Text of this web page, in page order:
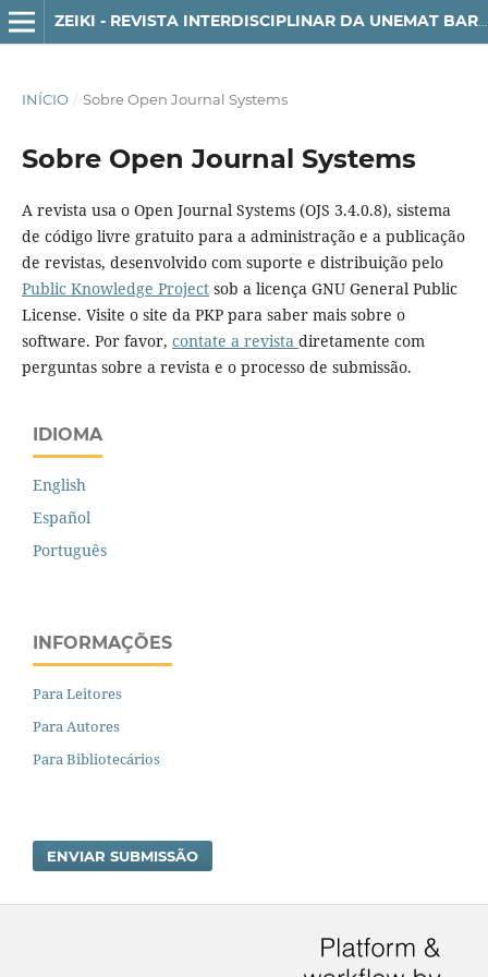
ZEIKI - REVISTA INTERDISCIPLINAR DA UNEMAT BARRA DO BUGRES
INÍCIO / Sobre Open Journal Systems
Sobre Open Journal Systems
A revista usa o Open Journal Systems (OJS 3.4.0.8), sistema
de código livre gratuito para a administração e a publicação
de revistas, desenvolvido com suporte e distribuição pelo
Public Knowledge Projectsob a licença GNU General Public
License. Visite o site da PKP para saber mais sobre o
software. Por favor, contate a revista diretamente com
perguntas sobre a revista e o processo de submissão.
IDIOMA
English
Español
Português
INFORMAÇÕES
Para Leitores
Para Autores
Para Bibliotecários
ENVIAR SUBMISSÃO